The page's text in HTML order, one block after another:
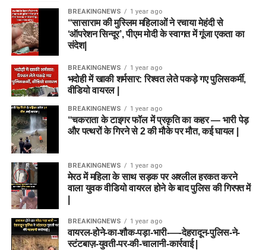
BREAKINGNEWS 1 year ago
“सासाराम की मुस्लिम महिलाओं ने रचाया मेहंदी से
‘ऑपरेशन सिन्दूर’, पीएम मोदी के स्वागत में गूंजा एकता का
संदेश|
BREAKINGNEWS 1 year ago
भदोही में खाकी शर्मसार: रिश्वत लेते पकड़े गए पुलिसकर्मी,
वीडियो वायरल |
BREAKINGNEWS 1 year ago
“चकराता के टाइगर फॉल में प्रकृति का कहर — भारी पेड़
और पत्थरों के गिरने से 2 की मौके पर मौत, कई घायल |
BREAKINGNEWS 1 year ago
मेरठ में महिला के साथ सड़क पर अश्लील हरकत करने
वाला युवक वीडियो वायरल होने के बाद पुलिस की गिरफ्त में
BREAKINGNEWS 1 year ago
वायरल-होने-का-शौक-पड़ा-भारी-—-देहरादून-पुलिस-ने-
स्टंटबाज़-युवती-पर-की-चालानी-कार्रवाई |